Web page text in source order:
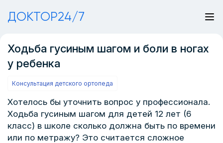
ДОКТОР24/7
Ходьба гусиным шагом и боли в ногах
у ребенка
Консультация детского ортопеда
Хотелось бы уточнить вопрос у профессионала.
Ходьба гусиным шагом для детей 12 лет (6
класс) в школе сколько должна быть по времени
или по метражу? Это считается сложное